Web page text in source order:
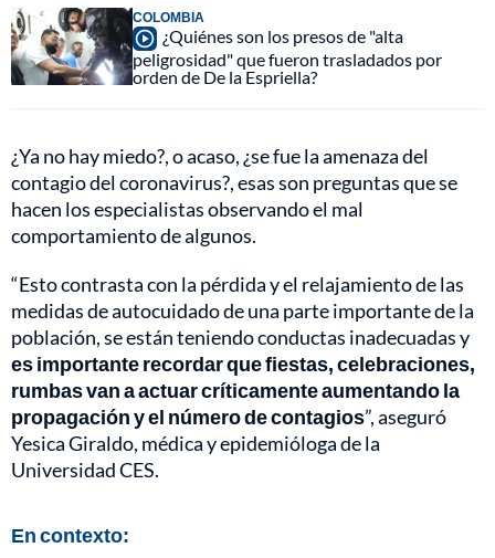
COLOMBIA
¿Quiénes son los presos de "alta
peligrosidad" que fueron trasladados por
orden de De la Espriella?
¿Ya no hay miedo?, o acaso, ¿se fue la amenaza del
contagio del coronavirus?, esas son preguntas que se
hacen los especialistas observando el mal
comportamiento de algunos.
“Esto contrasta con la pérdida y el relajamiento de las
medidas de autocuidado de una parte importante de la
población, se están teniendo conductas inadecuadas y
es importante recordar que fiestas, celebraciones,
rumbas van a actuar críticamente aumentando la
propagación y el número de contagios”, aseguró
Yesica Giraldo, médica y epidemióloga de la
Universidad CES.
En contexto: